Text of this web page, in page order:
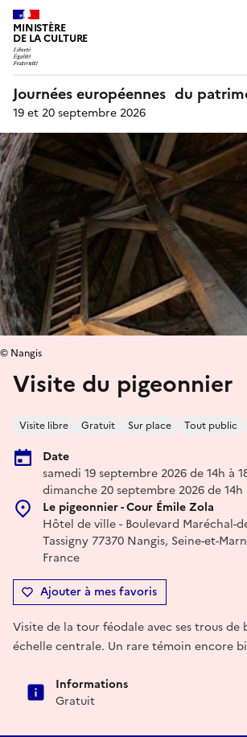
MINISTÈRE
DE LA CULTURE
Journées européennes du
19 et 20 septembre 2026
Visite du pigeonnier
Visite libre Gratuit Sur place Tout public
Date
samedi 19 septembre 2026 de 14h à
dimanche 20 septembre 2026 de 14h
Le pigeonnier - Cour Émile Zola
Hôtel de ville - Boulevard Maréchal-
Tassigny 77370 Nangis, Seine-et-
France
Ajouter à mes favoris
© Nangis
Visite de la tour féodale avec ses trous de
échelle centrale. Un rare témoin encore
Informations
Gratuit